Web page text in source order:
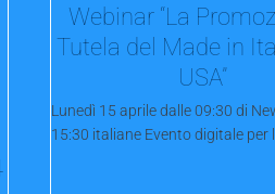
Webinar “La
Tutela del Made in
USA”
Lunedì 15 aprile dalle 09:30 di
15:30 italiane Evento digitale per